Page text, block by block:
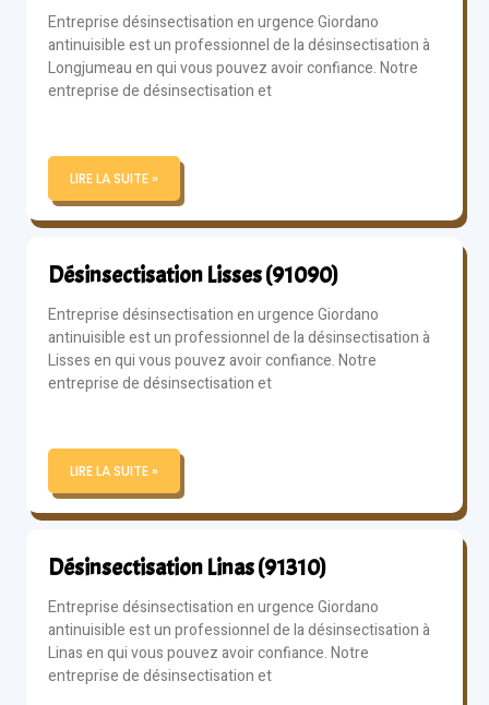
Entreprise désinsectisation en urgence Giordano
antinuisible est un professionnel de la désinsectisation à
Longjumeau en qui vous pouvez avoir confiance. Notre
entreprise de désinsectisation et
LIRE LA SUITE »
Désinsectisation Lisses (91090)
Entreprise désinsectisation en urgence Giordano
antinuisible est un professionnel de la désinsectisation à
Lisses en qui vous pouvez avoir confiance. Notre
entreprise de désinsectisation et
LIRE LA SUITE »
Désinsectisation Linas (91310)
Entreprise désinsectisation en urgence Giordano
antinuisible est un professionnel de la désinsectisation à
Linas en qui vous pouvez avoir confiance. Notre
entreprise de désinsectisation et